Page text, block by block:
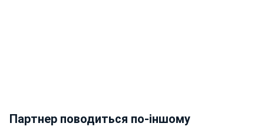
Партнер поводиться по-іншому